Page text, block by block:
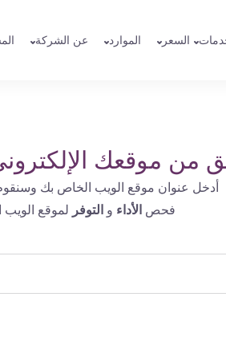
السعر الموارد عن الشركة
من موقعك
أدخل عنوان موقع الويب الخاص بك
فحص الأداء و التوفر لموقع